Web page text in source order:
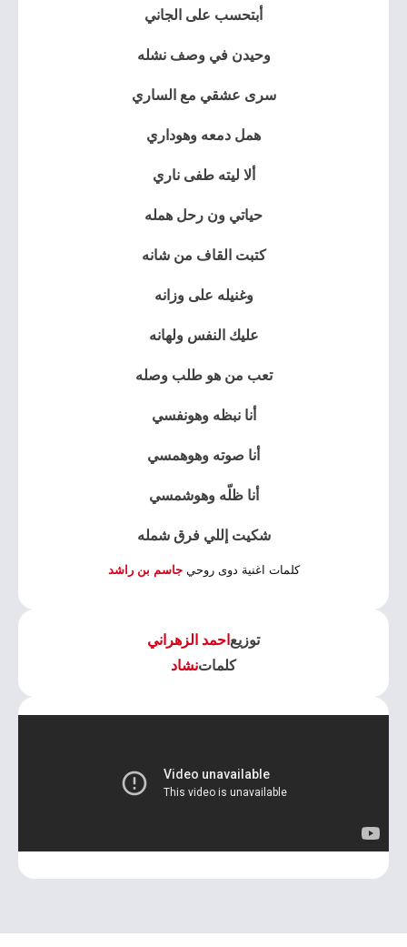
أبتحسب على الجاني
وحيدن في وصف نشله
سری عشقي مع الساري
همل دمعه وهوداري
ألا ليته طفى ناري
حياتي ون رحل همله
كتبت القاف من شانه
وغنيله على وزانه
عليك النفس ولهانه
تعب من هو طلب وصله
أنا نبظه وهونفسي
أنا صوته وهوهمسي
أنا ظلّه وهوشمسي
شكيت إللي فرق شمله
كلمات اغنية دوى روحيجاسم بن راشد
توزيع احمد الزهراني
كلماتنشاد